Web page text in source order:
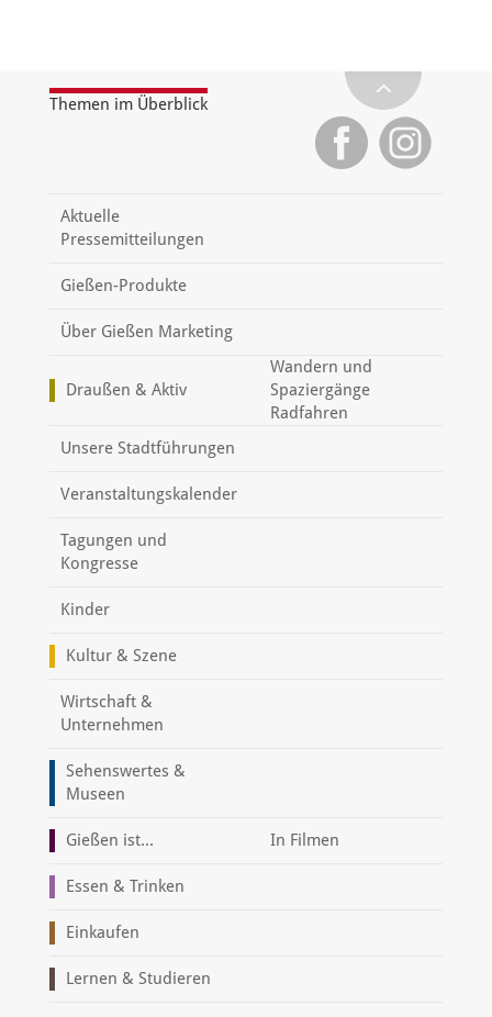
Themen im Überblick
Aktuelle
Pressemitteilungen
Gießen-Produkte
Über Gießen Marketing
Draußen & Aktiv
Wandern und
Spaziergänge
Radfahren
Unsere Stadtführungen
Veranstaltungskalender
Tagungen und
Kongresse
Kinder
Kultur & Szene
Wirtschaft &
Unternehmen
Sehenswertes &
Museen
Gießen ist... In Filmen
Essen & Trinken
Einkaufen
Lernen & Studieren